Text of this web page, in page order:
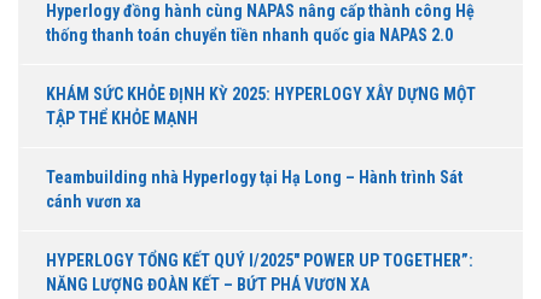
Hyperlogy đồng hành cùng NAPAS nâng cấp thành công Hệ
thống thanh toán chuyển tiền nhanh quốc gia NAPAS 2.0
KHÁM SỨC KHỎE ĐỊNH KỲ 2025: HYPERLOGY XÂY DỰNG MỘT
TẬP THỂ KHỎE MẠNH
Teambuilding nhà Hyperlogy tại Hạ Long – Hành trình Sát
cánh vươn xa
HYPERLOGY TỔNG KẾT QUÝ I/2025″ POWER UP TOGETHER”:
NĂNG LƯỢNG ĐOÀN KẾT – BỨT PHÁ VƯƠN XA